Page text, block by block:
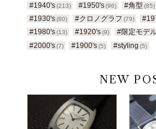
#1940's (213) #1950's(96) #角型 (85)
#1930's (80) #クロノグラフ (79)
#1980's (13) #1920's(9) #限定モデ
#2000's (7) #1900's(5) #styling (5)
NEW